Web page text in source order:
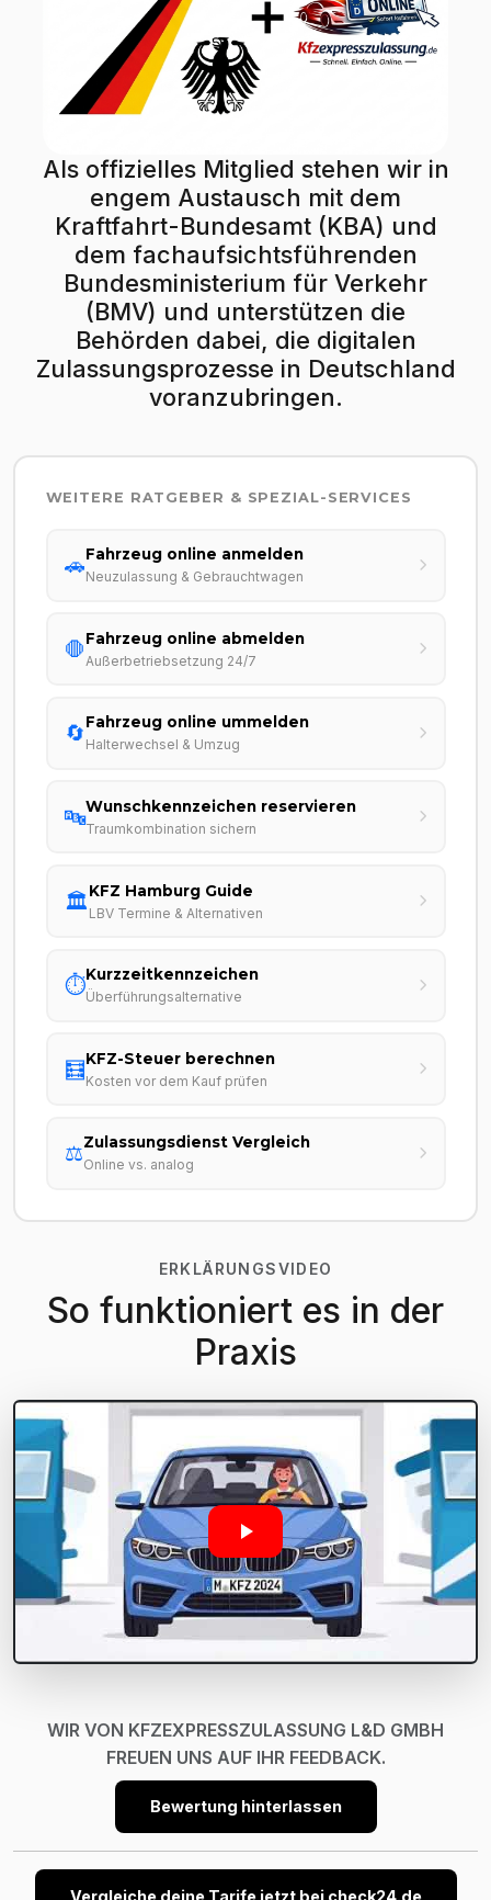
Als offizielles Mitglied stehen wir in
engem Austausch mit dem
Kraftfahrt-Bundesamt (KBA) und
dem fachaufsichtsführenden
Bundesministerium für Verkehr
(BMV) und unterstützen die
Behörden dabei, die digitalen
Zulassungsprozesse in Deutschland
voranzubringen.
WEITERE RATGEBER & SPEZIAL-SERVICES
🚗Fahrzeug online anmelden
Neuzulassung & Gebrauchtwagen
🛑Fahrzeug online abmelden
Außerbetriebsetzung 24/7
🔄Fahrzeug online ummelden
Halterwechsel & Umzug
🔤Wunschkennzeichen reservieren
Traumkombination sichern
🏛️KFZ Hamburg Guide
LBV Termine & Alternativen
⏱️Kurzzeitkennzeichen
Überführungsalternative
🧮KFZ-Steuer berechnen
Kosten vor dem Kauf prüfen
⚖️Zulassungsdienst Vergleich
Online vs. analog
ERKLÄRUNGSVIDEO
So funktioniert es in der
Praxis
WIR VON KFZEXPRESSZULASSUNG L&D GMBH
FREUEN UNS AUF IHR FEEDBACK.
Bewertung hinterlassen
Vergleiche deine Tarife jetzt bei check24.de